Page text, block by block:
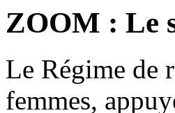
ZOOM : Le
Le Régime de
femmes,